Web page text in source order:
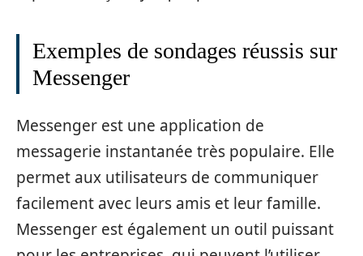
Exemples de sondages réussis sur
Messenger
Messenger est une application de
messagerie instantanée très populaire. Elle
permet aux utilisateurs de communiquer
facilement avec leurs amis et leur famille.
Messenger est également un outil puissant